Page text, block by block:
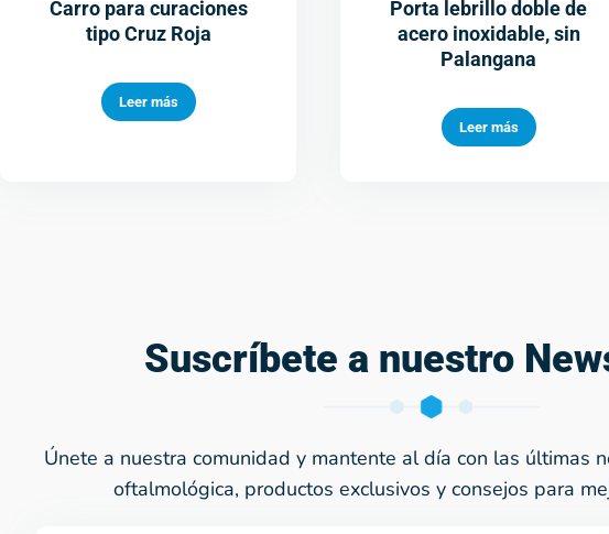
Carro para curaciones
tipo Cruz Roja
Leer más
Porta lebrillo doble de
acero inoxidable, sin
Palangana
Leer más
Suscríbete a nuestro
Únete a nuestra comunidad y mantente al día con las últimas
oftalmológica, productos exclusivos y consejos para